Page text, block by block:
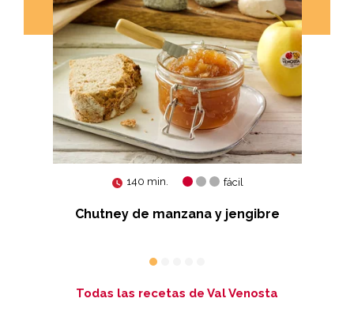
140 min. fácil
Chutney de manzana y jengibre
Todas las recetas de Val Venosta